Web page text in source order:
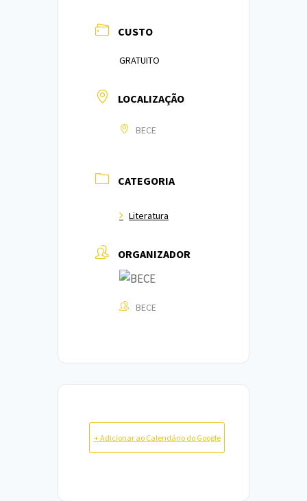
CUSTO
GRATUITO
LOCALIZAÇÃO
BECE
CATEGORIA
Literatura
ORGANIZADOR
BECE
+ Adicionar ao Calendário do Google